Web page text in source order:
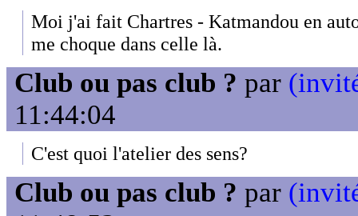
Moi j'ai fait Chartres - Katmandou en
me choque dans celle là.
Club ou pas club ? par
11:44:04
C'est quoi l'atelier des sens?
Club ou pas club ? par